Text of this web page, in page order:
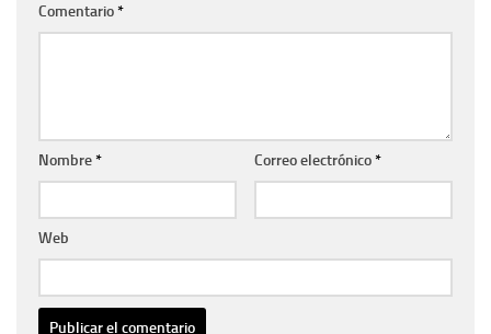
Comentario*
Nombre* Correo electrónico*
Web